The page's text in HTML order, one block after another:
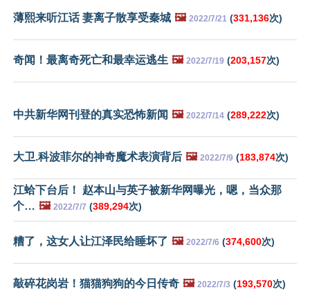
薄熙来听江话 妻离子散享受秦城 🖼️ 2022/7/21 (331,136次)
奇闻！最离奇死亡和最幸运逃生 🖼️ 2022/7/19 (203,157次)
中共新华网刊登的真实恐怖新闻 🖼️ 2022/7/14 (289,222次)
大卫.科波菲尔的神奇魔术表演背后 🖼️ 2022/7/9 (183,874次)
江蛤下台后！ 赵本山与英子被新华网曝光，嗯，当众那
个… 🖼️ 2022/7/7 (389,294次)
糟了，这女人让江泽民给睡坏了 🖼️ 2022/7/6 (374,600次)
敲碎花岗岩！猫猫狗狗的今日传奇 🖼️ 2022/7/3 (193,570次)